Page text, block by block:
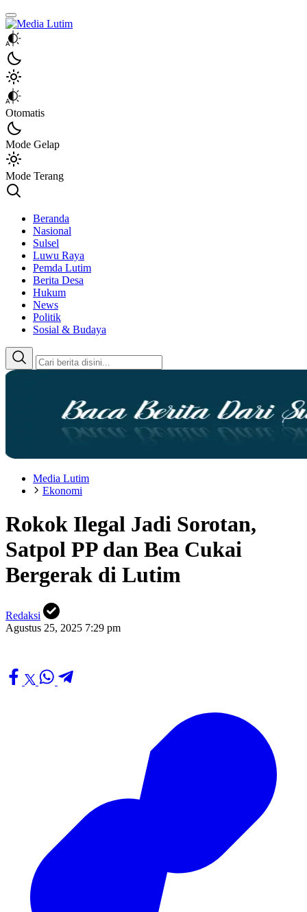
Media Lutim
Info untuk Lutim
Otomatis
Mode Gelap
Mode Terang
Beranda
Nasional
Sulsel
Luwu Raya
Pemda Lutim
Berita Desa
Hukum
News
Politik
Sosial & Budaya
Media Lutim
Ekonomi
Rokok Ilegal Jadi Sorotan,
Satpol PP dan Bea Cukai
Bergerak di Lutim
Redaksi
Agustus 25, 2025 7:29 pm